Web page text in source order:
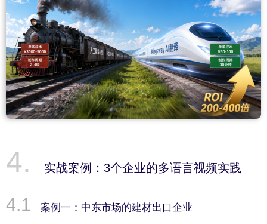
实战案例：3个企业的多语言视频实践
案例一：中东市场的建材出口企业